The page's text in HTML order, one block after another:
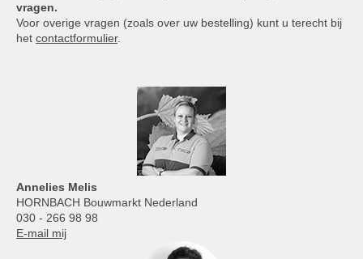
vragen.
Voor overige vragen (zoals over uw bestelling) kunt u terecht bij
het contactformulier.
Annelies Melis
HORNBACH Bouwmarkt Nederland
030 - 266 98 98
E-mail mij